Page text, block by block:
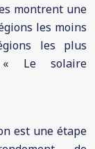
montrent une
les moins
les plus
« Le solaire
est une étape